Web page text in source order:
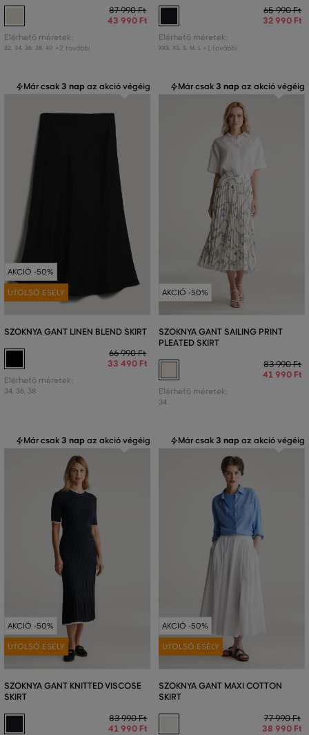
87 990 Ft
43 990 Ft
Elérhető méretek:
32 34 36 38 40 +2 további
65 990 Ft
32 990 Ft
Elérhető méretek:
XXS, XS, S, M L +1 további
Már csak3 nap az akció végéig
AKCIÓ -50%
UTOLSÓ ESÉLY
SZOKNYA GANT LINEN BLEND SKIRT
66 990 Ft
33 490 Ft
Elérhető méretek:
34, 36, 38
Már csak3 nap az akció végéig
AKCIÓ -50%
SZOKNYA GANT SAILING PRINT
PLEATED SKIRT
83 990 Ft
41 990 Ft
Elérhető méretek:
34
Már csak3 nap az akció végéig
AKCIÓ -50%
UTOLSÓ ESÉLY
SZOKNYA GANT KNITTED VISCOSE
SKIRT
83 990 Ft
41 990 Ft
Már csak3 nap az akció végéig
AKCIÓ -50%
UTOLSÓ ESÉLY
SZOKNYA GANT MAXI COTTON
SKIRT
77 990 Ft
38 990 Ft